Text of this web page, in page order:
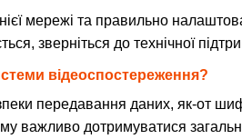
мережі та правильно
зверніться до технічної
відеоспостереження?
передавання даних, як-от
важливо дотримуватися